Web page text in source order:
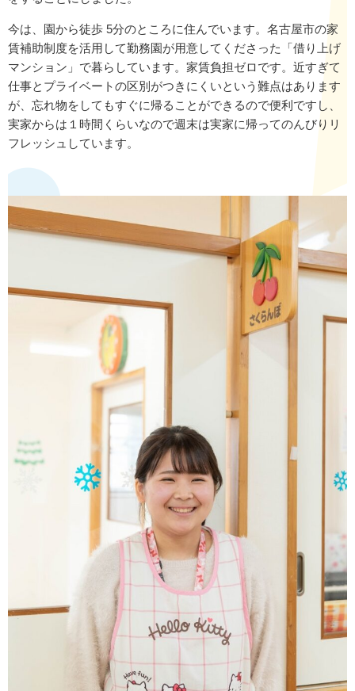
今は、園から徒歩 5分のところに住んでいます。名古屋市の家
賃補助制度を活用して勤務園が用意してくださった「借り上げ
マンション」で暮らしています。家賃負担ゼロです。近すぎて
仕事とプライベートの区別がつきにくいという難点はあります
が、忘れ物をしてもすぐに帰ることができるので便利ですし、
実家からは１時間くらいなので週末は実家に帰ってのんびりリ
フレッシュしています。